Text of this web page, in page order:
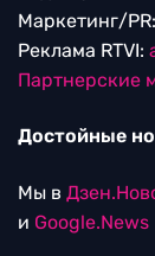
Маркетинг/PR:
Реклама RTVI:
Партнерские
Достойные
Мы в
и Google.News